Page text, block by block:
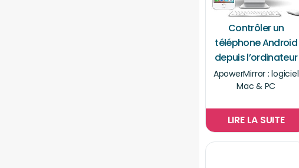
Contrôler un
téléphone Android
depuis l’ordinateur
ApowerMirror : logiciel
Mac & PC
LIRE LA SUITE